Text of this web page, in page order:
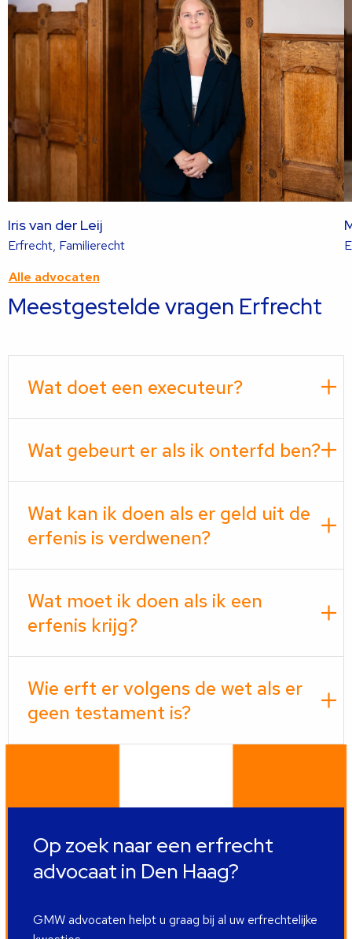
Iris van der Leij
Erfrecht, FamilierechtLees
deze
advocaat
Alle advocaten
Meestgestelde vragen Erfrecht
Wat doet een executeur?
Wat gebeurt er als ik onterfd ben?
Wat kan ik doen als er geld uit de
erfenis is verdwenen?
Wat moet ik doen als ik een
erfenis krijg?
Wie erft er volgens de wet als er
geen testament is?
Op zoek naar een erfrecht
advocaat in Den Haag?
GMW advocaten helpt u graag bij al uw erfrechtelijke